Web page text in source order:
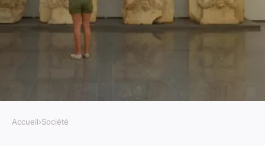
Accueil›Société